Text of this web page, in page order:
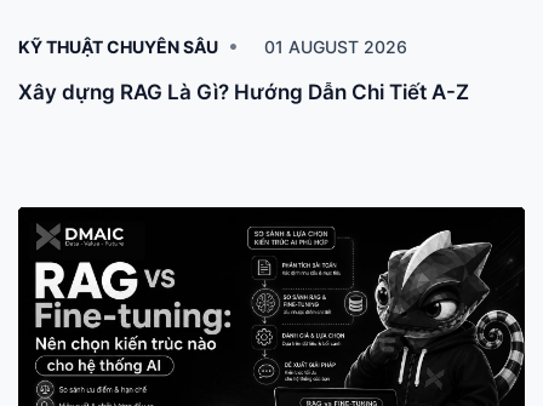
KỸ THUẬT CHUYÊN SÂU 01 AUGUST 2026
Xây dựng RAG Là Gì? Hướng Dẫn Chi Tiết A-Z